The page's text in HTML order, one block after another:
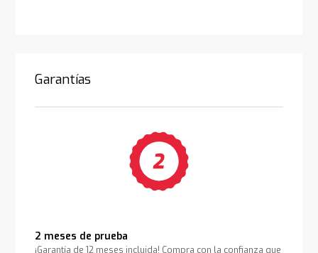
Garantías
2 meses de prueba
¡Garantía de 12 meses incluida! Compra con la confianza que